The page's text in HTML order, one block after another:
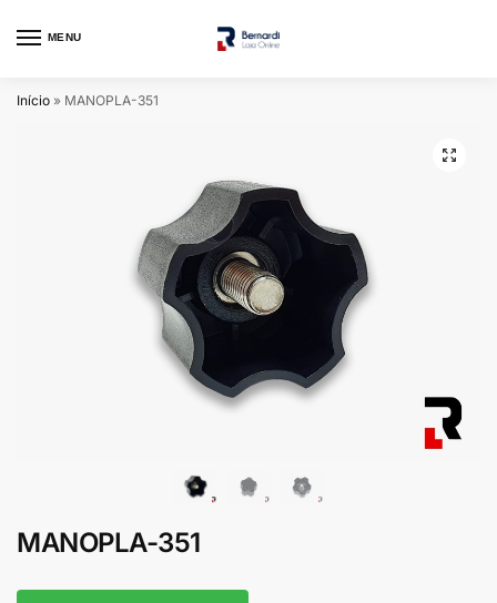
MENU
Início » MANOPLA-351
MANOPLA-351